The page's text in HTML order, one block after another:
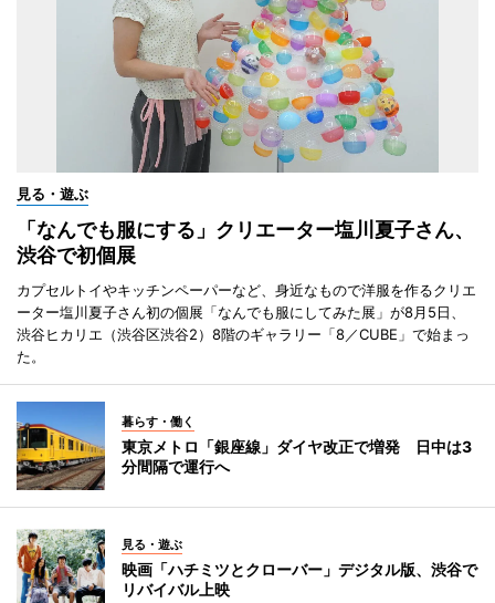
見る・遊ぶ
「なんでも服にする」クリエーター塩川夏子さん、
渋谷で初個展
カプセルトイやキッチンペーパーなど、身近なもので洋服を作るクリエ
ーター塩川夏子さん初の個展「なんでも服にしてみた展」が8月5日、
渋谷ヒカリエ（渋谷区渋谷2）8階のギャラリー「8／CUBE」で始まっ
た。
暮らす・働く
東京メトロ「銀座線」ダイヤ改正で増発 日中は3
分間隔で運行へ
見る・遊ぶ
映画「ハチミツとクローバー」デジタル版、渋谷で
リバイバル上映